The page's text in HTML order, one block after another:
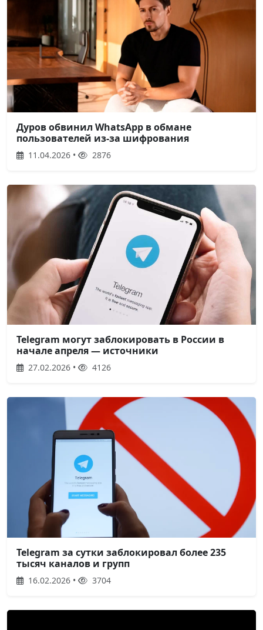
Дуров обвинил WhatsApp в обмане
пользователей из-за шифрования
11.04.2026 • 2876
Telegram могут заблокировать в России в
начале апреля — источники
27.02.2026 • 4126
Telegram за сутки заблокировал более 235
тысяч каналов и групп
16.02.2026 • 3704